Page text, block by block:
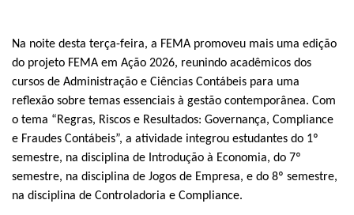
Na noite desta terça-feira, a FEMA promoveu mais uma edição
do projeto FEMA em Ação 2026, reunindo acadêmicos dos
cursos de Administração e Ciências Contábeis para uma
reflexão sobre temas essenciais à gestão contemporânea. Com
o tema “Regras, Riscos e Resultados: Governança, Compliance
e Fraudes Contábeis”, a atividade integrou estudantes do 1º
semestre, na disciplina de Introdução à Economia, do 7º
semestre, na disciplina de Jogos de Empresa, e do 8º semestre,
na disciplina de Controladoria e Compliance.